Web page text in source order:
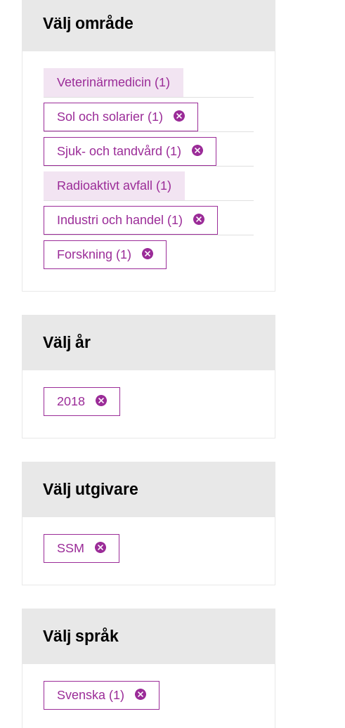
Välj område
Veterinärmedicin (1)
Sol och solarier (1)
Sjuk- och tandvård (1)
Radioaktivt avfall (1)
Industri och handel (1)
Forskning (1)
Välj år
2018
Välj utgivare
SSM
Välj språk
Svenska (1)